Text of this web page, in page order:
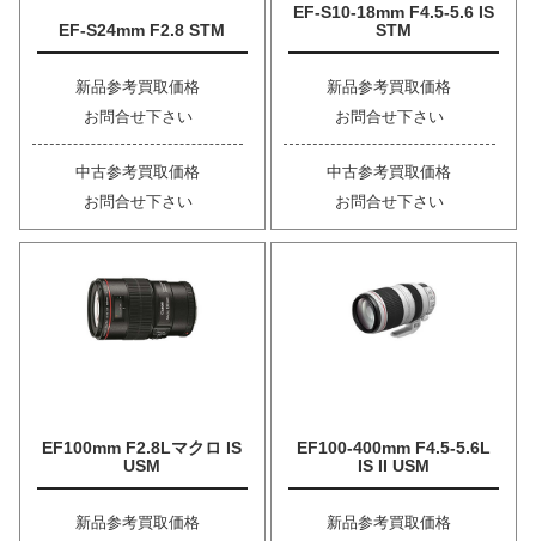
EF-S24mm F2.8 STM
新品参考買取価格
お問合せ下さい
中古参考買取価格
お問合せ下さい
EF-S10-18mm F4.5-5.6 IS
STM
新品参考買取価格
お問合せ下さい
中古参考買取価格
お問合せ下さい
EF100mm F2.8Lマクロ IS
USM
新品参考買取価格
EF100-400mm F4.5-5.6L
IS II USM
新品参考買取価格